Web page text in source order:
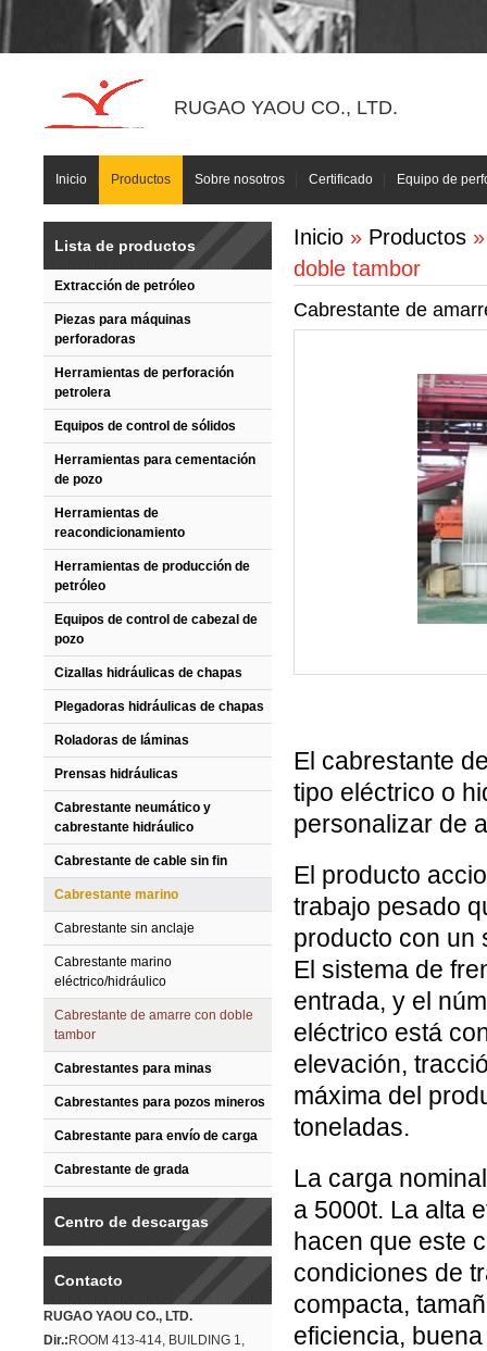
RUGAO YAOU CO., LTD.
Inicio Productos Sobre nosotros Certificado Equipo de
Lista de productos
Extracción de petróleo
Piezas para máquinas
perforadoras
Herramientas de perforación
petrolera
Equipos de control de sólidos
Herramientas para cementación
de pozo
Herramientas de
reacondicionamiento
Herramientas de producción de
petróleo
Equipos de control de cabezal de
pozo
Cizallas hidráulicas de chapas
Plegadoras hidráulicas de chapas
Roladoras de láminas
Prensas hidráulicas
Cabrestante neumático y
cabrestante hidráulico
Cabrestante de cable sin fin
Cabrestante marino
Cabrestante sin anclaje
Cabrestante marino
eléctrico/hidráulico
Cabrestante de amarre con doble
tambor
Cabrestantes para minas
Cabrestantes para pozos mineros
Cabrestante para envío de carga
Cabrestante de grada
Centro de descargas
Contacto
RUGAO YAOU CO., LTD.
Dir.: ROOM 413-414, BUILDING 1,
Inicio » Productos
doble tambor
Cabrestante de
El cabrestante
tipo eléctrico o
personalizar de
El producto
trabajo pesado
producto con un
El sistema de
entrada, y el
eléctrico está
elevación,
máxima del
toneladas.
La carga
a 5000t. La alta
hacen que este
condiciones de
compacta,
eficiencia,